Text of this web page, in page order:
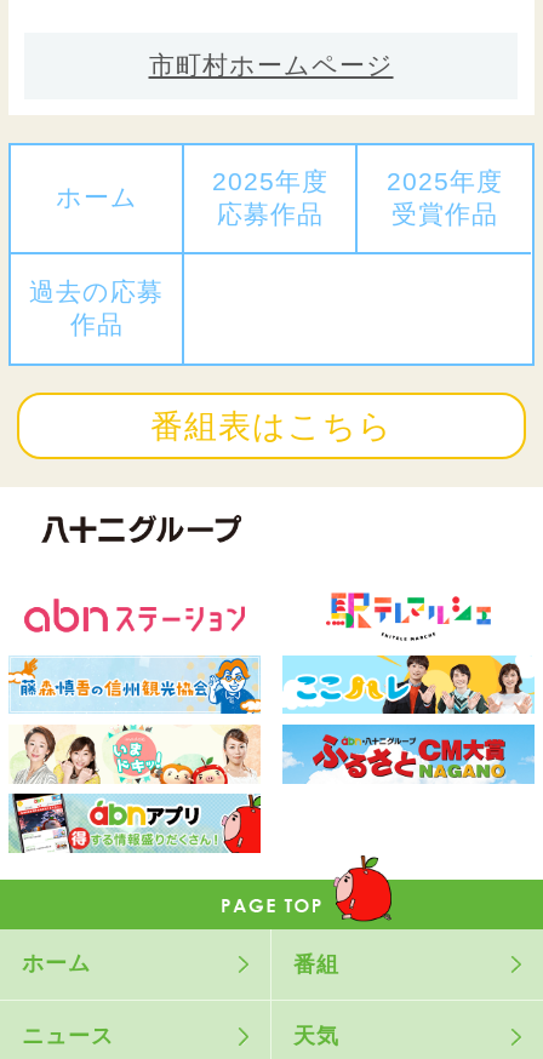
市町村ホームページ
ホーム
2025年度
応募作品
2025年度
受賞作品
過去の応募
作品
番組表はこちら
ホーム 番組
ニュース 天気